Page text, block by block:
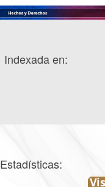
Indexada en:
Estadísticas: